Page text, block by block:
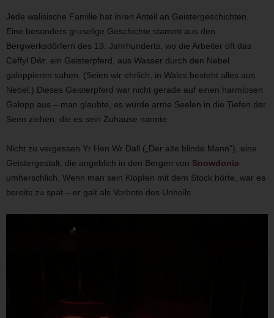
Jede walisische Familie hat ihren Anteil an Geistergeschichten.
Eine besonders gruselige Geschichte stammt aus den
Bergwerksdörfern des 19. Jahrhunderts, wo die Arbeiter oft das
Ceffyl Dŵr, ein Geisterpferd, aus Wasser durch den Nebel
galoppieren sahen. (Seien wir ehrlich, in Wales besteht alles aus
Nebel.) Dieses Geisterpferd war nicht gerade auf einen harmlosen
Galopp aus – man glaubte, es würde arme Seelen in die Tiefen der
Seen ziehen, die es sein Zuhause nannte.
Nicht zu vergessen Yr Hen Wr Dall („Der alte blinde Mann“), eine
Geistergestalt, die angeblich in den Bergen von Snowdonia
umherschlich. Wenn man sein Klopfen mit dem Stock hörte, war es
bereits zu spät – er galt als Vorbote des Unheils.